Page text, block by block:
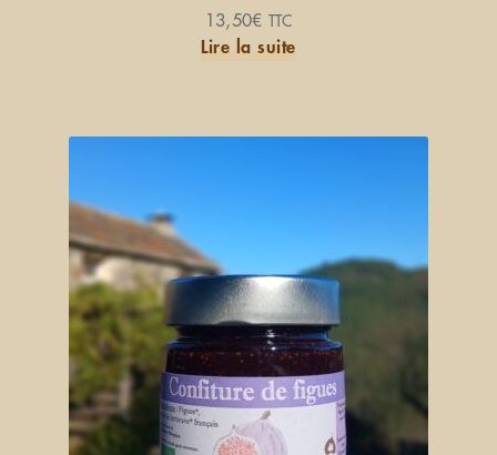
Note 5.00
sur 5
13,50€ TTC
Lire la suite